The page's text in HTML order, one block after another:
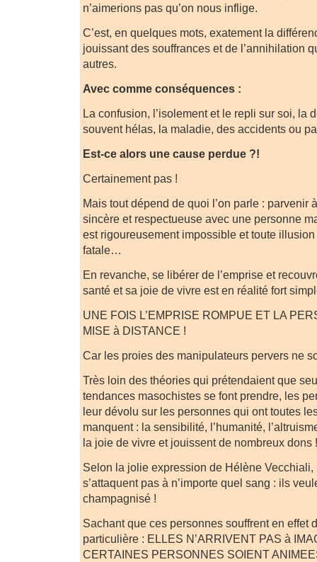
n’aimerions pas qu’on nous inflige.
C’est, en quelques mots, exatement la
jouissant des souffrances et de l’annihilation
autres.
Avec comme conséquences :
La confusion, l’isolement et le repli sur soi, la
souvent hélas, la maladie, des accidents ou
Est-ce alors une cause perdue ?!
Certainement pas !
Mais tout dépend de quoi l’on parle : parvenir
sincère et respectueuse avec une personne
est rigoureusement impossible et toute
fatale…
En revanche, se libérer de l’emprise et
santé et sa joie de vivre est en réalité fort
UNE FOIS L’EMPRISE ROMPUE ET LA
MISE à DISTANCE !
Car les proies des manipulateurs pervers ne
Très loin des théories qui prétendaient que
tendances masochistes se font prendre, les
leur dévolu sur les personnes qui ont toutes
manquent : la sensibilité, l’humanité,
la joie de vivre et jouissent de nombreux dons !
Selon la jolie expression de Hélène Vecchiali,
s’attaquent pas à n’importe quel sang : ils
champagnisé !
Sachant que ces personnes souffrent en effet
particulière : ELLES N’ARRIVENT PAS à
CERTAINES PERSONNES SOIENT